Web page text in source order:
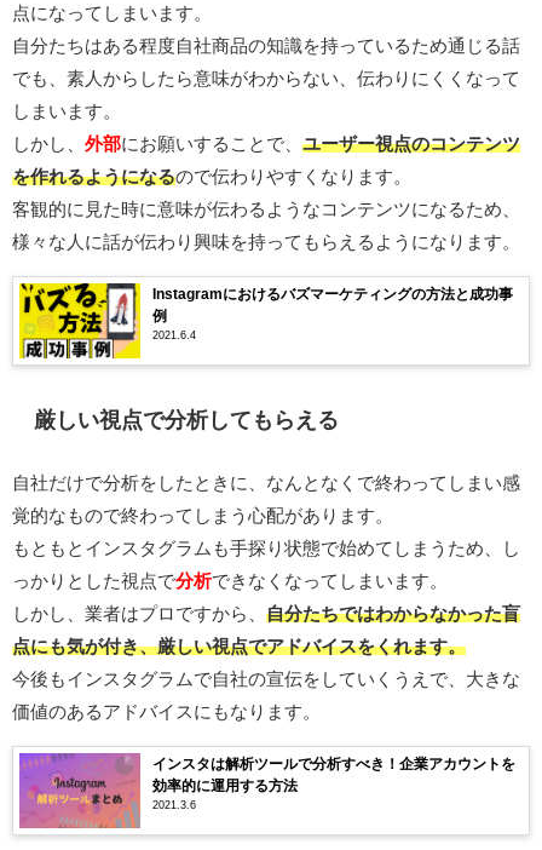
点になってしまいます。
自分たちはある程度自社商品の知識を持っているため通じる話
でも、素人からしたら意味がわからない、伝わりにくくなって
しまいます。
しかし、 外部にお願いすることで、 ユーザー視点のコンテンツ
を作れるようになるので伝わりやすくなります。
客観的に見た時に意味が伝わるようなコンテンツになるため、
様々な人に話が伝わり興味を持ってもらえるようになります。
Instagramにおけるバズマーケティングの方法と成功事
例
2021.6.4
厳しい視点で分析してもらえる
自社だけで分析をしたときに、なんとなくで終わってしまい感
覚的なもので終わってしまう心配があります。
もともとインスタグラムも手探り状態で始めてしまうため、し
っかりとした視点で分析できなくなってしまいます。
しかし、業者はプロですから、 自分たちではわからなかった盲
点にも気が付き、厳しい視点でアドバイスをくれます。
今後もインスタグラムで自社の宣伝をしていくうえで、大きな
価値のあるアドバイスにもなります。
インスタは解析ツールで分析すべき！企業アカウントを
効率的に運用する方法
2021.3.6